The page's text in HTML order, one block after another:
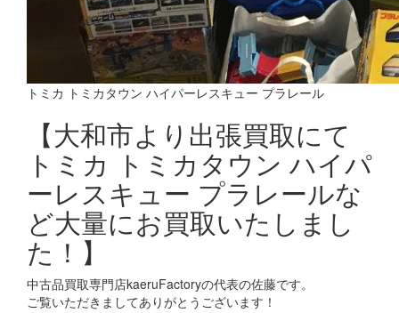
トミカ トミカタウン ハイパーレスキュー プラレール
【大和市より出張買取にて
トミカ トミカタウン ハイパ
ーレスキュー プラレールな
ど大量にお買取いたしまし
た！】
中古品買取専門店kaeruFactoryの代表の佐藤です。
ご覧いただきましてありがとうございます！